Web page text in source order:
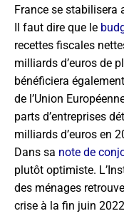
France se stabilisera
Il faut dire que le
recettes fiscales
milliards d’euros de
bénéficiera
de l’Union
parts d’entreprises
milliards d’euros en
Dans sa note de
plutôt optimiste.
des ménages
crise à la fin juin